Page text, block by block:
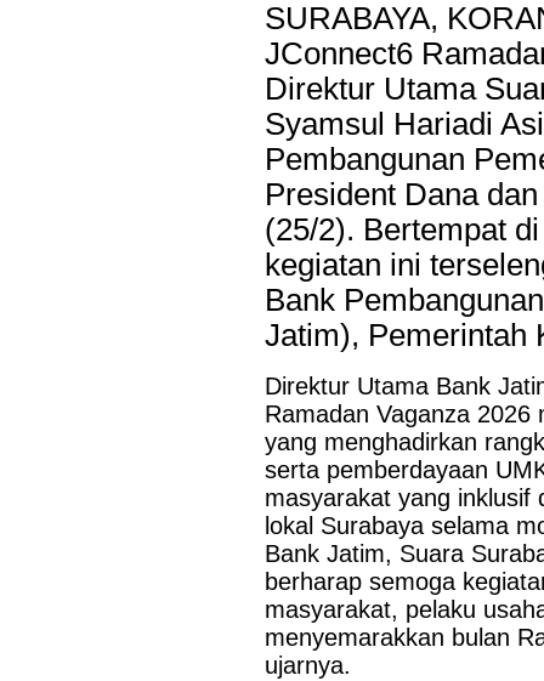
SURABAYA,
JConnect6
Direktur Utama
Syamsul Hariadi
Pembangunan
President Dana
(25/2). Bertempat
kegiatan ini
Bank
Jatim), Pemerintah
Direktur Utama Bank
Ramadan Vaganza
yang menghadirkan
serta pemberdayaan
masyarakat yang inklusif
lokal Surabaya selama
Bank Jatim, Suara
berharap semoga
masyarakat, pelaku
menyemarakkan bulan
ujarnya.